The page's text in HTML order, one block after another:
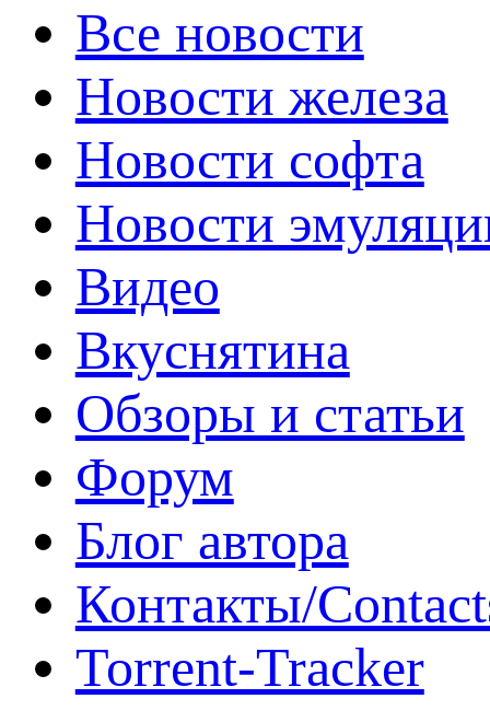
Все новости
Новости железа
Новости софта
Новости
Видео
Вкуснятина
Обзоры и статьи
Форум
Блог автора
Контакты/
Torrent-Tracker